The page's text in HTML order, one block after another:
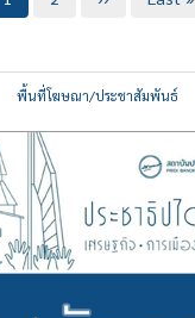
พื้นที่โฆษณา/ประชาสัมพันธ์